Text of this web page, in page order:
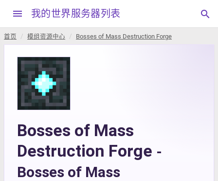
menu 我的世界服务器列表 search
首页 模组资源中心 Bosses of Mass Destruction Forge
Bosses of Mass
Destruction Forge -
Bosses of Mass